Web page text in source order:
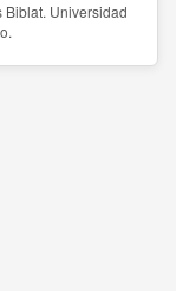
Biblat. Universidad